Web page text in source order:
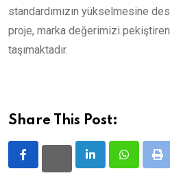
standardımızın yükselmesine
proje, marka değerimizi
taşımaktadır.
Share This Post:
LinkedInWhatsapp